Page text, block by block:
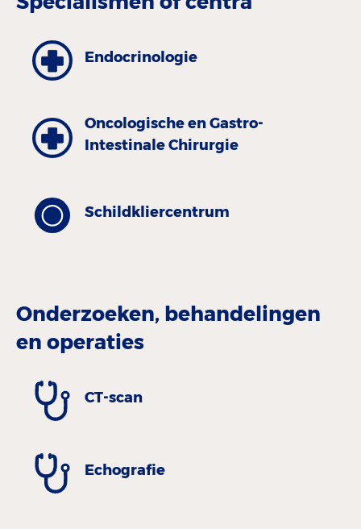
Endocrinologie
Oncologische en Gastro-
Intestinale Chirurgie
Schildkliercentrum
Onderzoeken, behandelingen
en operaties
CT-scan
Echografie